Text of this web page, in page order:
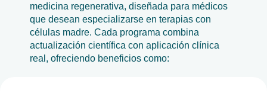
medicina regenerativa, diseñada para médicos
que desean especializarse en terapias con
células madre. Cada programa combina
actualización científica con aplicación clínica
real, ofreciendo beneficios como: